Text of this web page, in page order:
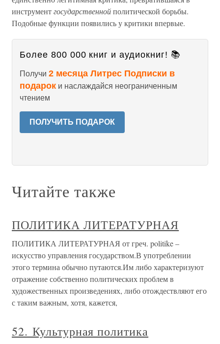
инструментгосударственнойполитической борьбы.
Подобные функции появились у критики впервые.
Более 800 000 книг и аудиокниг! 📚
Получи 2 месяца Литрес Подписки в
подарок и наслаждайся неограниченным
чтением
ПОЛУЧИТЬ ПОДАРОК
Читайте также
ПОЛИТИКА ЛИТЕРАТУРНАЯ
ПОЛИТИКА ЛИТЕРАТУРНАЯ от греч. politike –
искусство управления государством.В употреблении
этого термина обычно путаются.Им либо характеризуют
отражение собственно политических проблем в
художественных произведениях, либо отождествляют его
с таким важным, хотя, кажется,
52. Культурная политика